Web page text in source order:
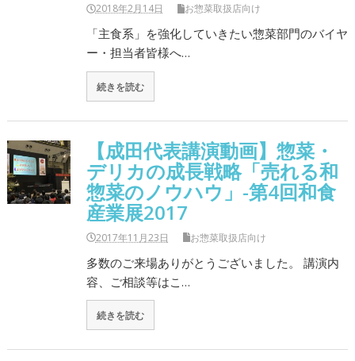
2018年2月14日 お惣菜取扱店向け
「主食系」を強化していきたい惣菜部門のバイヤ
ー・担当者皆様へ…
続きを読む
【成田代表講演動画】惣菜・
デリカの成長戦略「売れる和
惣菜のノウハウ」-第4回和食
産業展2017
2017年11月23日 お惣菜取扱店向け
多数のご来場ありがとうございました。 講演内
容、ご相談等はこ…
続きを読む